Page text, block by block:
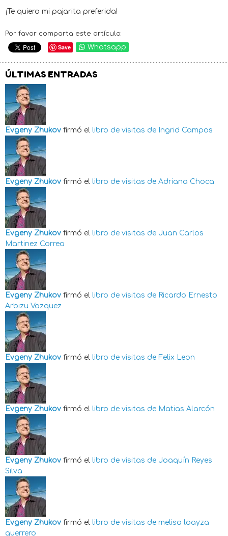
¡Te quiero mi pajarita preferida!
Por favor comparta este artículo:
Save Whatsapp
ÚLTIMAS ENTRADAS
Evgeny Zhukov firmó el libro de visitas de Ingrid Campos
Evgeny Zhukov firmó el libro de visitas de Adriana Choca
Evgeny Zhukov firmó el libro de visitas de Juan Carlos
Martinez Correa
Evgeny Zhukov firmó el libro de visitas de Ricardo Ernesto
Arbizu Vazquez
Evgeny Zhukov firmó el libro de visitas de Felix Leon
Evgeny Zhukov firmó el libro de visitas de Matias Alarcón
Evgeny Zhukov firmó el libro de visitas de Joaquín Reyes
Silva
Evgeny Zhukov firmó el libro de visitas de melisa loayza
guerrero